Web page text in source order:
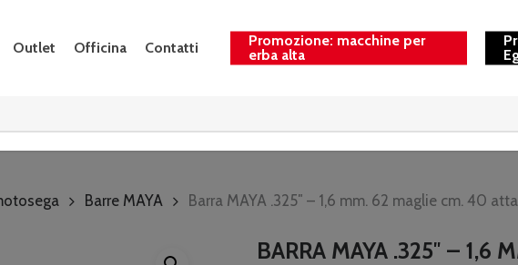
Outlet Officina Contatti
Promozione: macchine per
erba alta
Barre MAYA Barra MAYA .325″ – 1,6 mm. 62 maglie cm. 40
BARRA MAYA .325″ – 1,6